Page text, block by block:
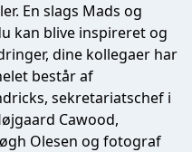
En slags Mads og
kan blive inspireret og
dine kollegaer har
består af
sekretariatschef i
Cawood,
Olesen og fotograf